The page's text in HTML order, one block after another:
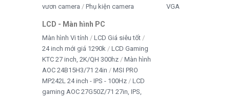
Kết luận
CPU Intel Xeon E5-2689là bộ xử lý server mạnh mẽ với
ECC, đáp ứng tốt các tác vụ chuyên nghiệp. Mặc dù
thống workstation và server cần xử lý đa nhiệm với chi
vươn camera
Phụ kiện camera
LCD - Màn hình PC
Màn hình Vi tính
LCD Giá siêu tốt
24 inch mới giá 1290k
LCD Gaming
KTC 27 inch, 2K/QH 300hz
Màn hình
AOC 24B15H3/71 24in
MSI PRO
MP242L 24 inch - IPS - 100Hz
LCD
gaming AOC 27G50Z/71 27in, IPS,
VGA